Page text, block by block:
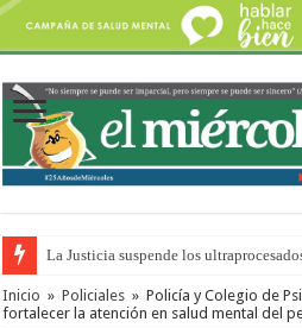
La Justicia suspende los
Se presentará la obra “La Runfla de los
Inicio » Policiales » Policía y Colegio de
fortalecer la atención en salud mental del